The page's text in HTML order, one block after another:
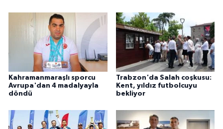
Kahramanmaraşlı sporcu
Avrupa'dan 4 madalyayla
döndü
Trabzon'da Salah coşkusu:
Kent, yıldız futbolcuyu
bekliyor